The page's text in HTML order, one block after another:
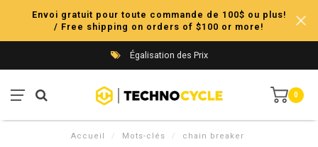
Envoi gratuit pour toute commande de 100$ ou plus!
/ Free shipping on orders of $100 or more!
Égalisation des Prix
0
Accueil / Mots-clés / chain breaker